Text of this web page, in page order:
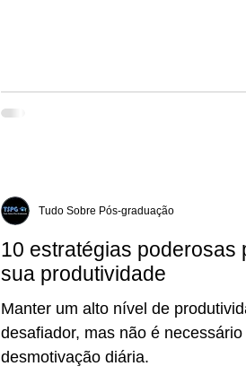
10 estratégias poderosas
sua produtividade
Manter um alto nível de
desafiador, mas não é
desmotivação diária.
Tudo Sobre Pós-graduação